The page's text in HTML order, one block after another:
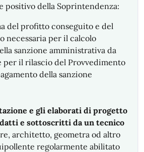
positivo della Soprintendenza:
del profitto conseguito e del
necessaria per il calcolo
sanzione amministrativa da
il rilascio del Provvedimento
della sanzione
e gli elaborati di progetto
e sottoscritti da un tecnico
architetto, geometra od altro
regolarmente abilitato